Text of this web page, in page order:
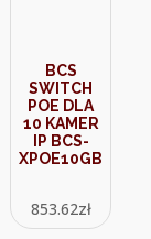
BCS
SWITCH
POE DLA
10 KAMER
IP BCS-
XPOE10GB
853.62zł